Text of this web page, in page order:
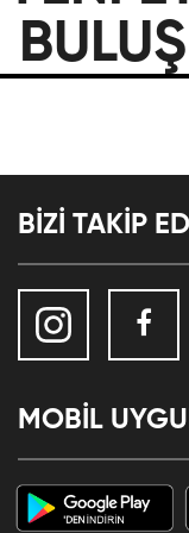
BİZİ TAKİP
MOBİL